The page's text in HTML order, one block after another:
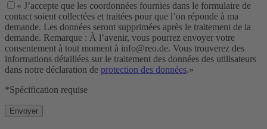
« J’accepte que les coordonnées fournies dans le formulaire de
contact soient collectées et traitées pour que l’on réponde à ma
demande. Les données seront supprimées après le traitement de la
demande. Remarque : À l’avenir, vous pourrez envoyer votre
consentement à tout moment à info@reo.de. Vous trouverez des
informations détaillées sur le traitement des données des utilisateurs
dans notre déclaration de protection des données.»
*Spécification requise